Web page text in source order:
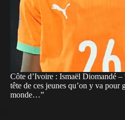
Côte d’Ivoire : Ismaël Diomandé –
tête de ces jeunes qu’on y va pour
monde…”